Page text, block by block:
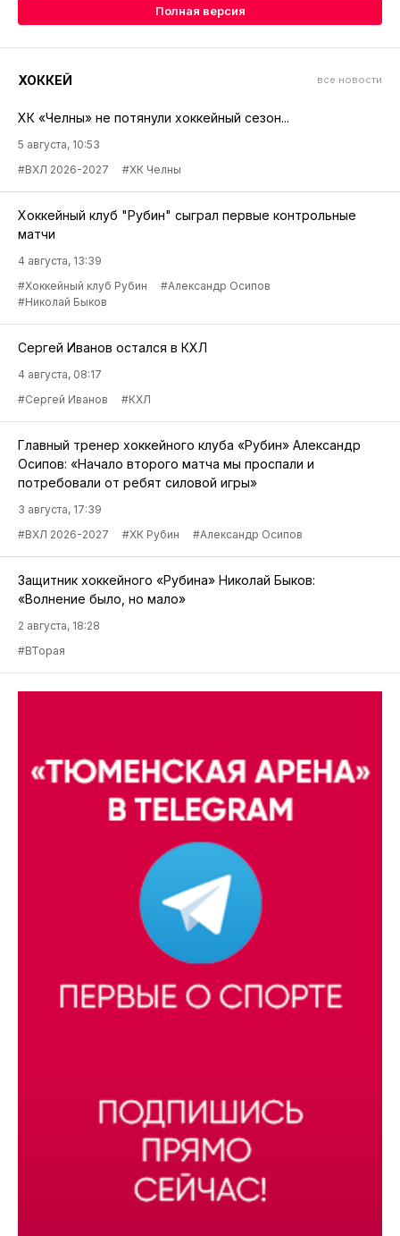
Полная версия
ХОККЕЙ все новости
ХК «Челны» не потянули хоккейный сезон...
5 августа, 10:53
#ВХЛ 2026-2027
#ХК Челны
Хоккейный клуб "Рубин" сыграл первые контрольные
матчи
4 августа, 13:39
#Хоккейный клуб Рубин
#Александр Осипов
#Николай Быков
Сергей Иванов остался в КХЛ
4 августа, 08:17
#Сергей Иванов
#КХЛ
Главный тренер хоккейного клуба «Рубин» Александр
Осипов: «Начало второго матча мы проспали и
потребовали от ребят силовой игры»
3 августа, 17:39
#ВХЛ 2026-2027
#ХК Рубин #Александр Осипов
Защитник хоккейного «Рубина» Николай Быков:
«Волнение было, но мало»
2 августа, 18:28
#ВТорая